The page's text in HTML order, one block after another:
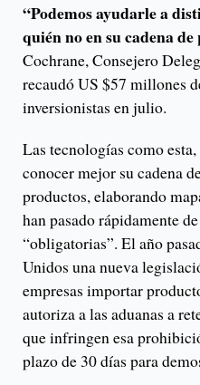
“Podemos ayudarle a
quién no en su cadena de
Cochrane, Consejero
recaudó US $57 millones
inversionistas en julio.
Las tecnologías como
conocer mejor su cadena
productos, elaborando
han pasado rápidamente
“obligatorias”. El año
Unidos una nueva
empresas importar
autoriza a las aduanas a
que infringen esa
plazo de 30 días para